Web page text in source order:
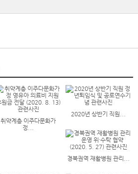
취약계층 이주다문화가
정...
2020년 상반기 직원...
경북권역 재활병원 관리...